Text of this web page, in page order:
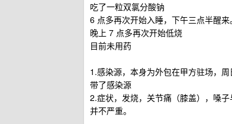
吃了一粒双氯分酸钠
6 点多再次开始入睡，下午三点半醒来。
晚上 7 点多再次开始低烧
目前未用药
1.感染源，本身为外包在甲方驻场，
带了感染源
2.症状，发烧，关节痛（膝盖），嗓
并不严重。